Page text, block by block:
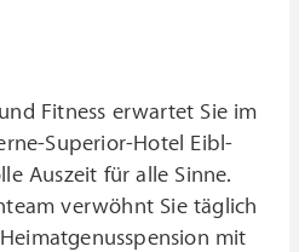
Fitness erwartet Sie im
Superior-Hotel Eibl-
Auszeit für alle Sinne.
verwöhnt Sie täglich
mit